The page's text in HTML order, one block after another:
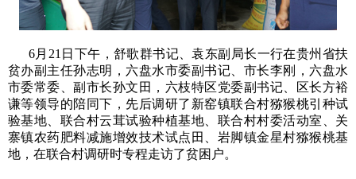
6月21日下午，舒歌群书记、袁东副局长一行在贵州省扶
贫办副主任孙志明，六盘水市委副书记、市长李刚，六盘水
市委常委、副市长孙文田，六枝特区党委副书记、区长方裕
谦等领导的陪同下，先后调研了新窑镇联合村猕猴桃引种试
验基地、联合村云茸试验种植基地、联合村村委活动室、关
寨镇农药肥料减施增效技术试点田、岩脚镇金星村猕猴桃基
地，在联合村调研时专程走访了贫困户。